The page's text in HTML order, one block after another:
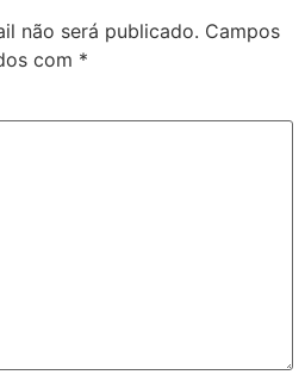
não será publicado. Campos
com *